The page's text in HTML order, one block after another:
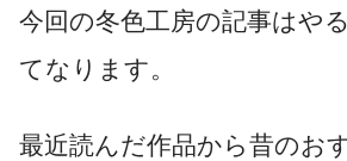
今回の冬色工房の記事はや
てなります。
最近読んだ作品から昔のお